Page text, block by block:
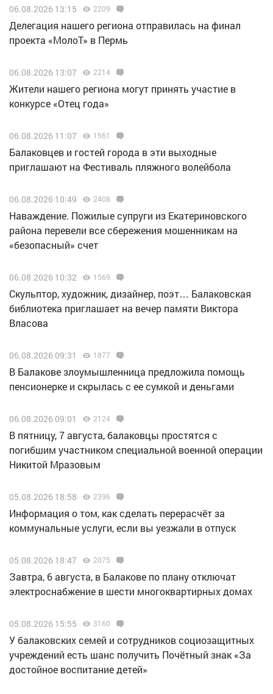
06.08.2026 13:15 2209
Делегация нашего региона отправилась на финал
проекта «МолоТ» в Пермь
06.08.2026 13:07 2214
Жители нашего региона могут принять участие в
конкурсе «Отец года»
06.08.2026 11:07 1561
Балаковцев и гостей города в эти выходные
приглашают на Фестиваль пляжного волейбола
06.08.2026 10:49 2408
Наваждение. Пожилые супруги из Екатериновского
района перевели все сбережения мошенникам на
«безопасный» счет
06.08.2026 10:32 1569
Скульптор, художник, дизайнер, поэт… Балаковская
библиотека приглашает на вечер памяти Виктора
Власова
06.08.2026 09:31 1877
В Балакове злоумышленница предложила помощь
пенсионерке и скрылась с ее сумкой и деньгами
06.08.2026 09:01 2124
В пятницу, 7 августа, балаковцы простятся с
погибшим участником специальной военной операции
Никитой Мразовым
05.08.2026 18:58 2396
Информация о том, как сделать перерасчёт за
коммунальные услуги, если вы уезжали в отпуск
05.08.2026 18:47 2075
Завтра, 6 августа, в Балакове по плану отключат
электроснабжение в шести многоквартирных домах
05.08.2026 15:55 3160
У балаковских семей и сотрудников социозащитных
учреждений есть шанс получить Почётный знак «За
достойное воспитание детей»